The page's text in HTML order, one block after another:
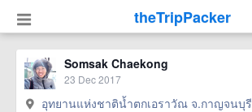
theTripPacker
Somsak Chaekong
23 Dec 2017
อุทยานแห่งชาติน้ำตกเอราวัณ จ.กาญจนบุรี